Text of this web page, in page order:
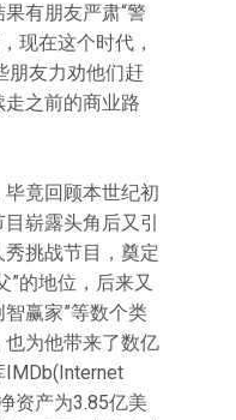
有朋友严肃“警
现在这个时代，
朋友力劝他们赶
之前的商业路
竟回顾本世纪初
崭露头角后又引
挑战节目，奠定
”的地位，后来又
智赢家”等数个类
为他带来了数亿
IMDb(Internet
资产为3.85亿美